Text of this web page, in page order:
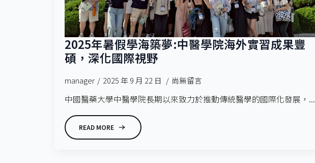
2025年暑假學海築夢:中醫學院海外實習成果豐
碩，深化國際視野
manager 2025 年 9 月 22 日 尚無留言
中國醫藥大學中醫學院長期以來致力於推動傳統醫學的國際化發展，...
READ MORE